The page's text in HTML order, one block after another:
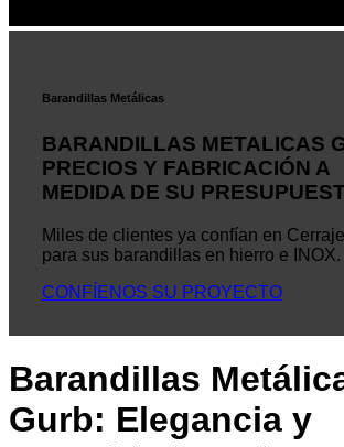
Barandillas Metálicas
BARANDILLAS METALICAS
PRECIOS Y FABRICACIÓN A
MEDIDA DE SU
Miles de clientes ya confían en
para sus barandillas en hierro e INOX.
CONFÍENOS SU PROYECTO
Barandillas
Gurb: Elegancia y